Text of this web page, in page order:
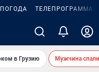
ПОГОДА ТЕЛЕПРОГРАММА
в Грузию Мужчина